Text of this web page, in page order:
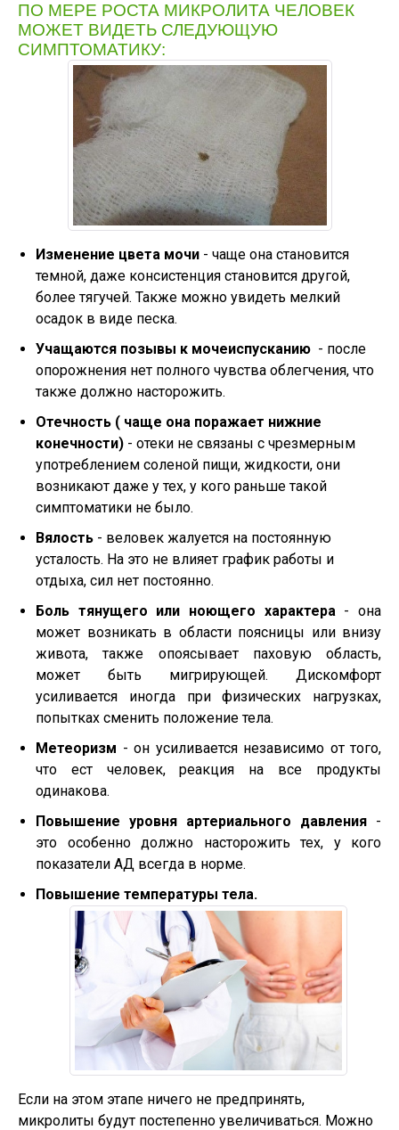
ПО МЕРЕ РОСТА МИКРОЛИТА ЧЕЛОВЕК
МОЖЕТ ВИДЕТЬ СЛЕДУЮЩУЮ
СИМПТОМАТИКУ:
Изменение цвета мочи - чаще она становится
темной, даже консистенция становится другой,
более тягучей. Также можно увидеть мелкий
осадок в виде песка.
Учащаются позывы к мочеиспусканию - после
опорожнения нет полного чувства облегчения, что
также должно насторожить.
Отечность ( чаще она поражает нижние
конечности) - отеки не связаны с чрезмерным
употреблением соленой пищи, жидкости, они
возникают даже у тех, у кого раньше такой
симптоматики не было.
Вялость - веловек жалуется на постоянную
усталость. На это не влияет график работы и
отдыха, сил нет постоянно.
Боль тянущего или ноющего характера- она
может возникать в области поясницы или внизу
живота, также опоясывает паховую область,
может быть мигрирующей. Дискомфорт
усиливается иногда при физических нагрузках,
попытках сменить положение тела.
Метеоризм - он усиливается независимо от того,
что ест человек, реакция на все продукты
одинакова.
Повышение уровня артериального давления -
это особенно должно насторожить тех, у кого
показатели АД всегда в норме.
Повышение температуры тела.
Если на этом этапе ничего не предпринять,
микролиты будут постепенно увеличиваться. Можно